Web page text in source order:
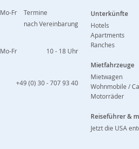
Mo-Fr
Termine
nach Vereinbarung
Mo-Fr 10 - 18 Uhr
+49 (0) 30 - 707 93 40
Unterkünfte
Hotels
Apartments
Ranches
Mietfahrzeuge
Mietwagen
Wohnmobile /
Motorräder
Reiseführer &
Jetzt die USA